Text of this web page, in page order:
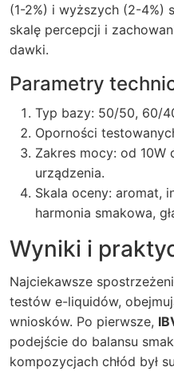
(1-2%) i wyższych (2-4%)
skalę percepcji i
dawki.
Parametry
Typ bazy: 50/50, 60/
Oporności
Zakres mocy: od 10W
urządzenia.
Skala oceny: aromat,
harmonia smakowa,
Wyniki i
Najciekawsze
testów e-liquidów,
wniosków. Po pierwsze,
podejście do balansu
kompozycjach chłód był